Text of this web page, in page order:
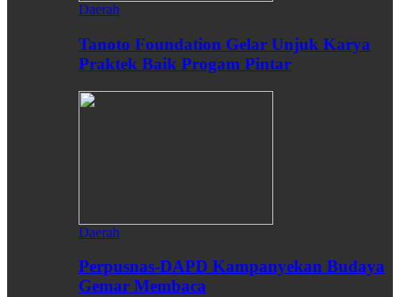
Daerah
Tanoto Foundation Gelar Unjuk Karya
Praktek Baik Progam Pintar
Daerah
Perpusnas-DAPD Kampanyekan Budaya
Gemar Membaca